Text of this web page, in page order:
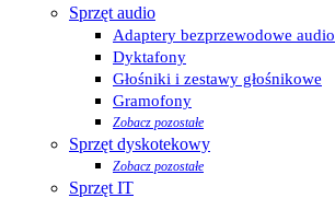
Sprzęt audio
Adaptery bezprzewodowe audio
Dyktafony
Głośniki i zestawy głośnikowe
Gramofony
Zobacz pozostałe
Sprzęt dyskotekowy
Zobacz pozostałe
Sprzęt IT